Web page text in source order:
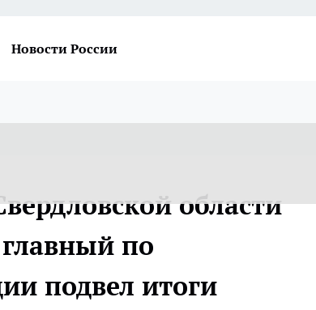
Новости России
области
по
подвел итоги